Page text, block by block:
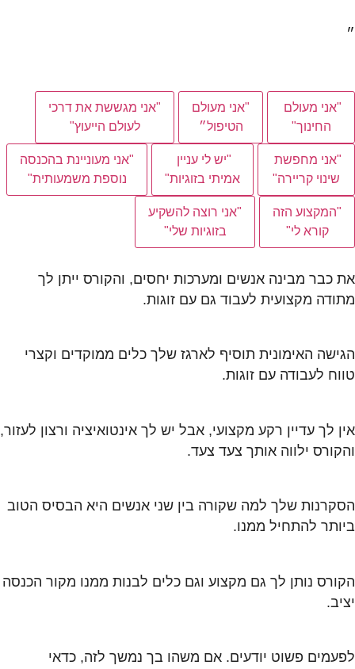
״
"אני מעולם
החינוך"
"אני מעולם
הטיפול״
"אני מגששת את דרכי
לעולם הייעוץ"
"אני מחפשת
שינוי קריירה"
"יש לי עניין
אמיתי בזוגיות"
"אני מעוניינת בהכנסה
נוספת משמעותית"
"המקצוע הזה
קורא לי"
"אני רוצה להשקיע
בזוגיות שלי"
את כבר מבינה אנשים ומערכות יחסים, והקורס ייתן לך
מתודה מקצועית לעבוד גם עם זוגות.
הגישה האימונית תוסיף לארגז שלך כלים ממוקדים וקצרי
טווח לעבודה עם זוגות.
אין לך עדיין רקע מקצועי, אבל יש לך אינטואיציה ורצון לעזור,
והקורס ילווה אותך צעד צעד.
הסקרנות שלך למה שקורה בין שני אנשים היא הבסיס הטוב
ביותר להתחיל ממנו.
הקורס נותן לך גם מקצוע וגם כלים לבנות ממנו מקור הכנסה
יציב.
לפעמים פשוט יודעים. אם משהו בך נמשך לזה, כדאי